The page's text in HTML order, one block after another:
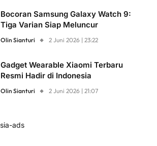
Bocoran Samsung Galaxy Watch 9:
Tiga Varian Siap Meluncur
Olin Sianturi 2 Juni 2026 | 23:22
Gadget Wearable Xiaomi Terbaru
Resmi Hadir di Indonesia
Olin Sianturi 2 Juni 2026 | 21:07